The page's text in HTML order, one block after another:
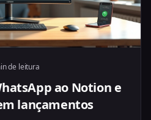
de leitura
ao Notion e
lançamentos